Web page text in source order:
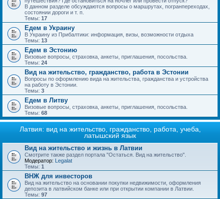
В данном разделе обсуждаются вопросы о маршрутах, погранпереходах,
состоянии дороги и т. п.
Темы: 17
Едем в Украину
В Украину из Прибалтики: информация, визы, возможности отдыха
Темы: 13
Едем в Эстонию
Визовые вопросы, страховка, анкеты, приглашения, посольства.
Темы: 24
Вид на жительство, гражданство, работа в Эстонии
Вопросы по оформлению вида на жительства, гражданства и устройства
на работу в Эстонии.
Темы: 3
Едем в Литву
Визовые вопросы, страховка, анкеты, приглашения, посольства.
Темы: 68
Латвия: вид на жительство, гражданство, работа, учеба,
латышский язык
Вид на жительство и жизнь в Латвии
Смотрите также раздел портала "Остаться. Вид на жительство".
Модератор:
Legalat
Темы: 1
ВНЖ для инвесторов
Вид на жительство на основании покупки недвижимости, оформления
депозита в латвийском банке или при открытии компании в Латвии.
Темы: 97